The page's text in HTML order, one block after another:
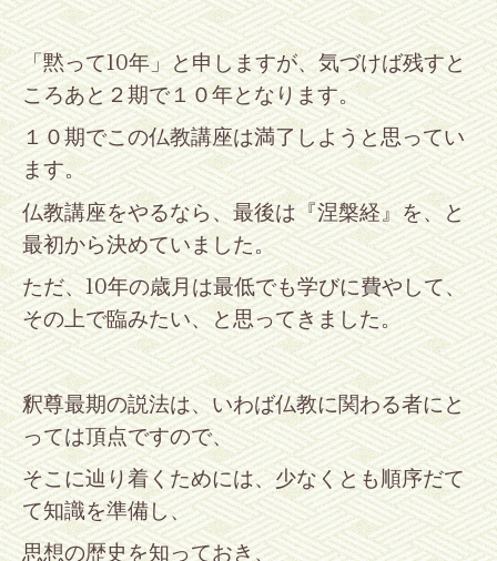
「黙って10年」と申しますが、気づけば残すと
ころあと２期で１０年となります。
１０期でこの仏教講座は満了しようと思ってい
ます。
仏教講座をやるなら、最後は『涅槃経』を、と
最初から決めていました。
ただ、10年の歳月は最低でも学びに費やして、
その上で臨みたい、と思ってきました。
釈尊最期の説法は、いわば仏教に関わる者にと
っては頂点ですので、
そこに辿り着くためには、少なくとも順序だて
て知識を準備し、
思想の歴史を知っておき、